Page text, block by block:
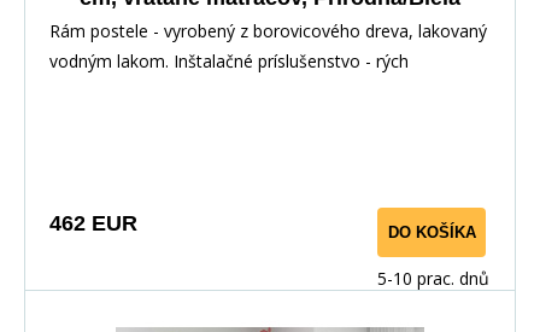
Rám postele - vyrobený z borovicového dreva, lakovaný
vodným lakom. Inštalačné príslušenstvo - rých
462 EUR DO KOŠÍKA
5-10 prac. dnů